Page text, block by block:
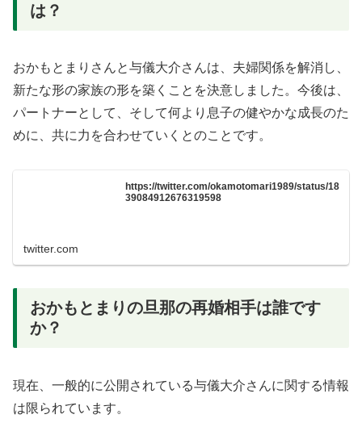
は？
おかもとまりさんと与儀大介さんは、夫婦関係を解消し、
新たな形の家族の形を築くことを決意しました。今後は、
パートナーとして、そして何より息子の健やかな成長のた
めに、共に力を合わせていくとのことです。
https://twitter.com/okamotomari1989/status/18
39084912676319598
twitter.com
おかもとまりの旦那の再婚相手は誰です
か？
現在、一般的に公開されている与儀大介さんに関する情報
は限られています。